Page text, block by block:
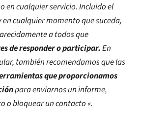
en cualquier servicio. Incluido el
cualquier momento que suceda,
a todos que
de responder o participar.En
también recomendamos que las
que proporcionamos
para enviarnos un informe,
o bloquear un contacto «.